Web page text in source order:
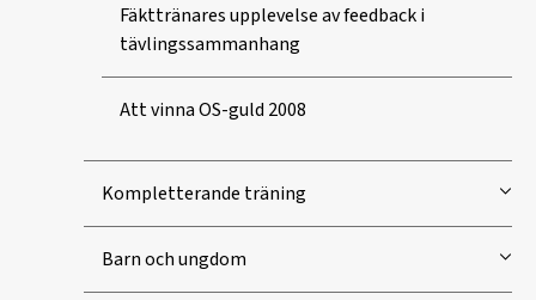
Fäkttränares upplevelse av feedback i
tävlingssammanhang
Att vinna OS-guld 2008
Kompletterande träning
Barn och ungdom